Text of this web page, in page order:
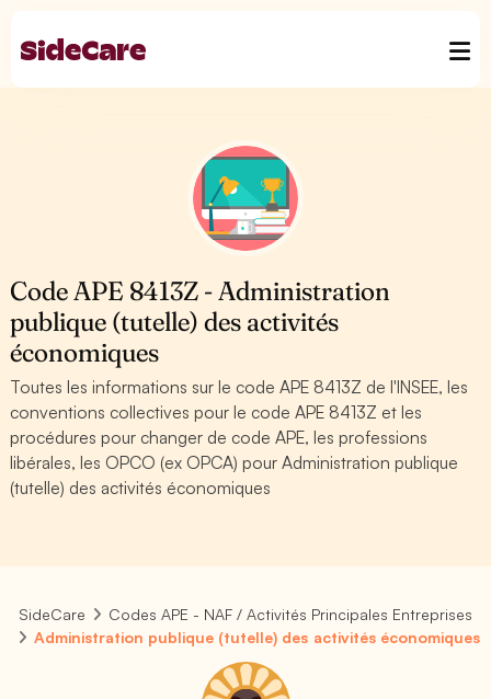
Code APE 8413Z - Administration
publique (tutelle) des activités
économiques
Toutes les informations sur le code APE 8413Z de l'INSEE, les
conventions collectives pour le code APE 8413Z et les
procédures pour changer de code APE, les professions
libérales, les OPCO (ex OPCA) pour Administration publique
(tutelle) des activités économiques
SideCare
Codes APE - NAF / Activités Principales Entreprises
Administration publique (tutelle) des activités économiques